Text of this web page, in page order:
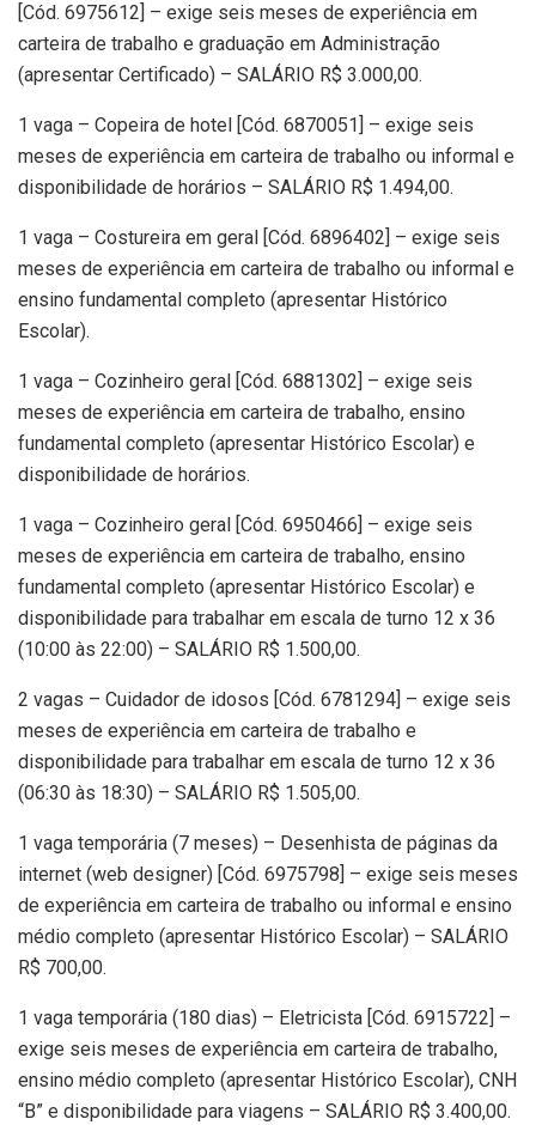
[Cód. 6975612] – exige seis meses de experiência em
carteira de trabalho e graduação em Administração
(apresentar Certificado) – SALÁRIO R$ 3.000,00.
1 vaga – Copeira de hotel [Cód. 6870051] – exige seis
meses de experiência em carteira de trabalho ou informal e
disponibilidade de horários – SALÁRIO R$ 1.494,00.
1 vaga – Costureira em geral [Cód. 6896402] – exige seis
meses de experiência em carteira de trabalho ou informal e
ensino fundamental completo (apresentar Histórico
Escolar).
1 vaga – Cozinheiro geral [Cód. 6881302] – exige seis
meses de experiência em carteira de trabalho, ensino
fundamental completo (apresentar Histórico Escolar) e
disponibilidade de horários.
1 vaga – Cozinheiro geral [Cód. 6950466] – exige seis
meses de experiência em carteira de trabalho, ensino
fundamental completo (apresentar Histórico Escolar) e
disponibilidade para trabalhar em escala de turno 12 x 36
(10:00 às 22:00) – SALÁRIO R$ 1.500,00.
2 vagas – Cuidador de idosos [Cód. 6781294] – exige seis
meses de experiência em carteira de trabalho e
disponibilidade para trabalhar em escala de turno 12 x 36
(06:30 às 18:30) – SALÁRIO R$ 1.505,00.
1 vaga temporária (7 meses) – Desenhista de páginas da
internet (web designer) [Cód. 6975798] – exige seis meses
de experiência em carteira de trabalho ou informal e ensino
médio completo (apresentar Histórico Escolar) – SALÁRIO
R$ 700,00.
1 vaga temporária (180 dias) – Eletricista [Cód. 6915722] –
exige seis meses de experiência em carteira de trabalho,
ensino médio completo (apresentar Histórico Escolar), CNH
“B” e disponibilidade para viagens – SALÁRIO R$ 3.400,00.